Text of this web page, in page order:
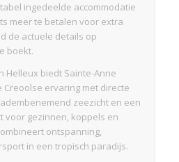
ingedeelde accommodatie
meer te betalen voor extra
de actuele details op
boekt.
Helleux biedt Sainte-Anne
ervaring met directe
zeezicht en een
voor gezinnen, koppels en
ontspanning,
in een tropisch paradijs.